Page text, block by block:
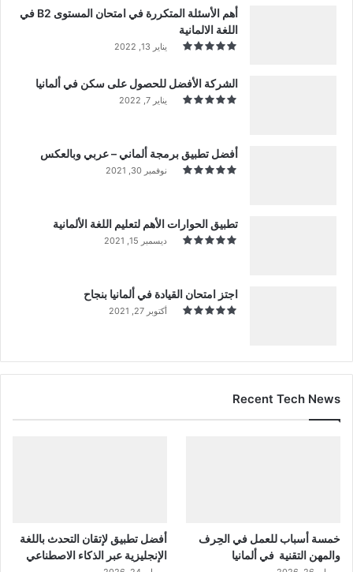
أهم الأسئلة المتكررة في امتحان المستوى B2 في
اللغة الالمانية
يناير 13, 2022
الشركة الأفضل للحصول على سكن في ألمانيا
يناير 7, 2022
أفضل تطبيق برمجة ألماني – عربي وبالعكس
نوفمبر 30, 2021
تطبيق الحوارات الأهم لتعليم اللغة الألمانية
ديسمبر 15, 2021
اجتز امتحان القيادة في ألمانيا بنجاح
أكتوبر 27, 2021
Recent Tech News
خمسة أسباب للعمل في الحِرف
والمهن التقنية في ألمانيا
أفضل تطبيق لإتقان التحدث باللغة
الإنجليزية عبر الذكاء الاصطناعي